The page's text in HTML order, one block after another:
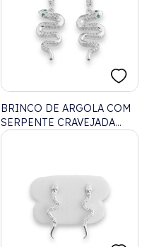
BRINCO DE ARGOLA COM
SERPENTE CRAVEJADA
COM ZIRCÔNIAS